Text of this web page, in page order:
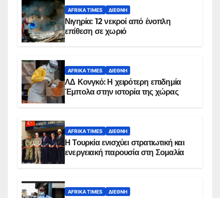
AFRIKA TIMES ΔΙΕΘΝΉ
Νιγηρία: 12 νεκροί από ένοπλη
επίθεση σε χωριό
AFRIKA TIMES ΔΙΕΘΝΉ
ΛΔ Κονγκό: Η χειρότερη επιδημία
Έμπολα στην ιστορία της χώρας
AFRIKA TIMES ΔΙΕΘΝΉ
Η Τουρκία ενισχύει στρατιωτική και
ενεργειακή παρουσία στη Σομαλία
AFRIKA TIMES ΔΙΕΘΝΉ